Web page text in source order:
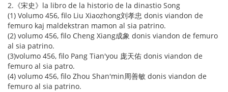
2.《宋史》la libro de la historio de la dinastio Song
(1) Volumo 456, filo Liu Xiaozhong刘孝忠 donis viandon de
femuro kaj maldekstran mamon al sia patrino.
(2) volumo 456, filo Cheng Xiang成象 donis viandon de femuro
al sia patrino.
(3)volumo 456, filo Pang Tian'you 庞天佑 donis viandon de
femuro al sia patro.
(4) volumo 456, filo Zhou Shan'min周善敏 donis viandon de
femuro al sia patrino.